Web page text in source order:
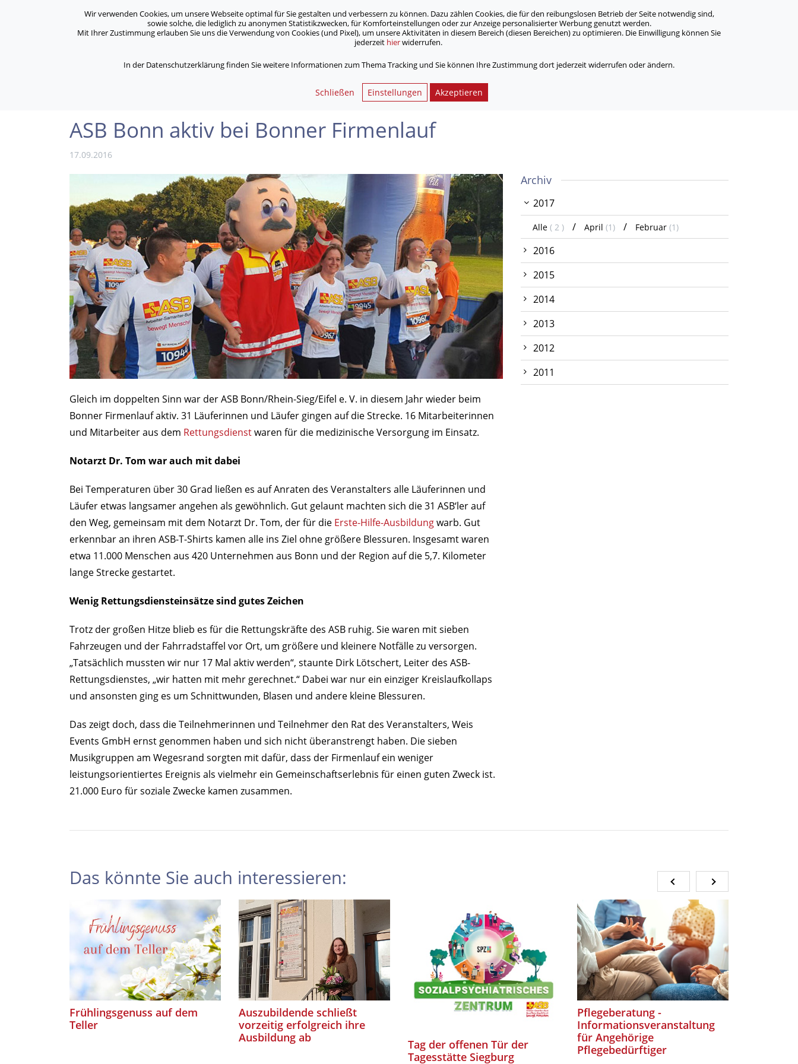
Standorte Jobs / Karriere
ASB Bonn/Rhein-Sieg/Eifel e.V.
Unsere Angebote Jobs & Karriere
ASB Bonn aktiv bei Bonner Firmenlauf
17.09.2016
Gleich im doppelten Sinn war der ASB Bonn/Rhein-Sieg/Eifel e. V. in diesem Jahr wieder beim
Bonner Firmenlauf aktiv. 31 Läuferinnen und Läufer gingen auf die Strecke. 16 Mitarbeiterinnen
und Mitarbeiter aus dem Rettungsdienstwaren für die medizinische Versorgung im Einsatz.
Notarzt Dr. Tom war auch mit dabei
Bei Temperaturen über 30 Grad ließen es auf Anraten des Veranstalters alle Läuferinnen und
Läufer etwas langsamer angehen als gewöhnlich. Gut gelaunt machten sich die 31 ASB‘ler auf
den Weg, gemeinsam mit dem Notarzt Dr. Tom, der für die Erste-Hilfe-Ausbildungwarb. Gut
erkennbar an ihren ASB-T-Shirts kamen alle ins Ziel ohne größere Blessuren. Insgesamt waren
etwa 11.000 Menschen aus 420 Unternehmen aus Bonn und der Region auf die 5,7. Kilometer
lange Strecke gestartet.
Wenig Rettungsdiensteinsätze sind gutes Zeichen
Trotz der großen Hitze blieb es für die Rettungskräfte des ASB ruhig. Sie waren mit sieben
Fahrzeugen und der Fahrradstaffel vor Ort, um größere und kleinere Notfälle zu versorgen.
„Tatsächlich mussten wir nur 17 Mal aktiv werden“, staunte Dirk Lötschert, Leiter des ASB-
Rettungsdienstes, „wir hatten mit mehr gerechnet.“ Dabei war nur ein einziger Kreislaufkollaps
und ansonsten ging es um Schnittwunden, Blasen und andere kleine Blessuren.
Das zeigt doch, dass die Teilnehmerinnen und Teilnehmer den Rat des Veranstalters, Weis
Events GmbH ernst genommen haben und sich nicht überanstrengt haben. Die sieben
Musikgruppen am Wegesrand sorgten mit dafür, dass der Firmenlauf ein weniger
leistungsorientiertes Ereignis als vielmehr ein Gemeinschaftserlebnis für einen guten Zweck ist.
21.000 Euro für soziale Zwecke kamen zusammen.
Archiv
2017
Alle ( 2 ) April (1) Februar (1)
2016
2015
2014
2013
2012
2011
Das könnte Sie auch interessieren:
Frühlingsgenuss auf dem
Teller
Auszubildende schließt
vorzeitig erfolgreich ihre
Ausbildung ab
Tag der offenen Tür der
Tagesstätte Siegburg
Pflegeberatung -
Informationsveranstaltung
für Angehörige
Pflegebedürftiger
Wir verwenden Cookies, um unsere Webseite optimal für Sie gestalten und verbessern zu können. Dazu zählen Cookies, die für den reibungslosen Betrieb der Seite notwendig sind,
sowie solche, die lediglich zu anonymen Statistikzwecken, für Komforteinstellungen oder zur Anzeige personalisierter Werbung genutzt werden.
Mit Ihrer Zustimmung erlauben Sie uns die Verwendung von Cookies (und Pixel), um unsere Aktivitäten in diesem Bereich (diesen Bereichen) zu optimieren. Die Einwilligung können Sie
jederzeit hierwiderrufen.
In der Datenschutzerklärung finden Sie weitere Informationen zum Thema Tracking und Sie können Ihre Zustimmung dort jederzeit widerrufen oder ändern.
Schließen Einstellungen Akzeptieren